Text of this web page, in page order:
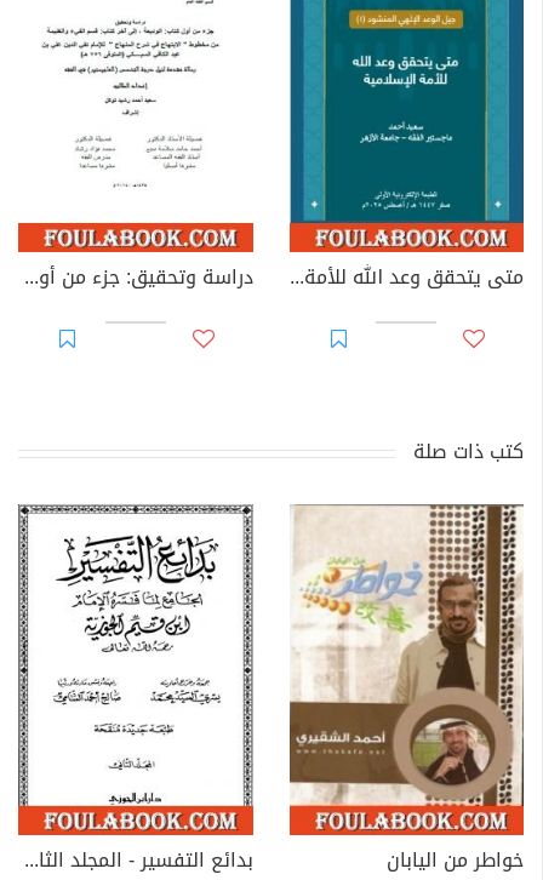
متى يتحقق وعد الله للأمة الإسلامية دراسة وتحقيق: جزء من أول كتاب الوديعة إلى آخر كتاب قسم الفيء والغنيمة من مخطوط "الابتهاج في شرح المنهاج" للإمام السبكي
كتب ذات صلة
خواطر من اليابان
بدائع التفسير - المجلد الثاني